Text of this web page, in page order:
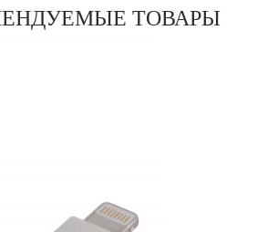
ТОВАРЫ